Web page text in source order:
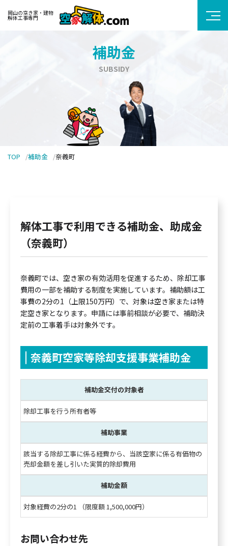
岡山の空き家・建物
解体工事専門
補助金
SUBSIDY
TOP 補助金 奈義町
解体工事で利用できる補助金、助成金
（奈義町）
奈義町では、空き家の有効活用を促進するため、除却工事
費用の一部を補助する制度を実施しています。補助額は工
事費の2分の1（上限150万円）で、対象は空き家または特
定空き家となります。申請には事前相談が必要で、補助決
定前の工事着手は対象外です。
奈義町空家等除却支援事業補助金
補助金交付の対象者
除却工事を行う所有者等
補助事業
該当する除却工事に係る経費から、当該空家に係る有価物の
売却金額を差し引いた実質的除却費用
補助金額
対象経費の2分の1 （限度額 1,500,000円）
お問い合わせ先